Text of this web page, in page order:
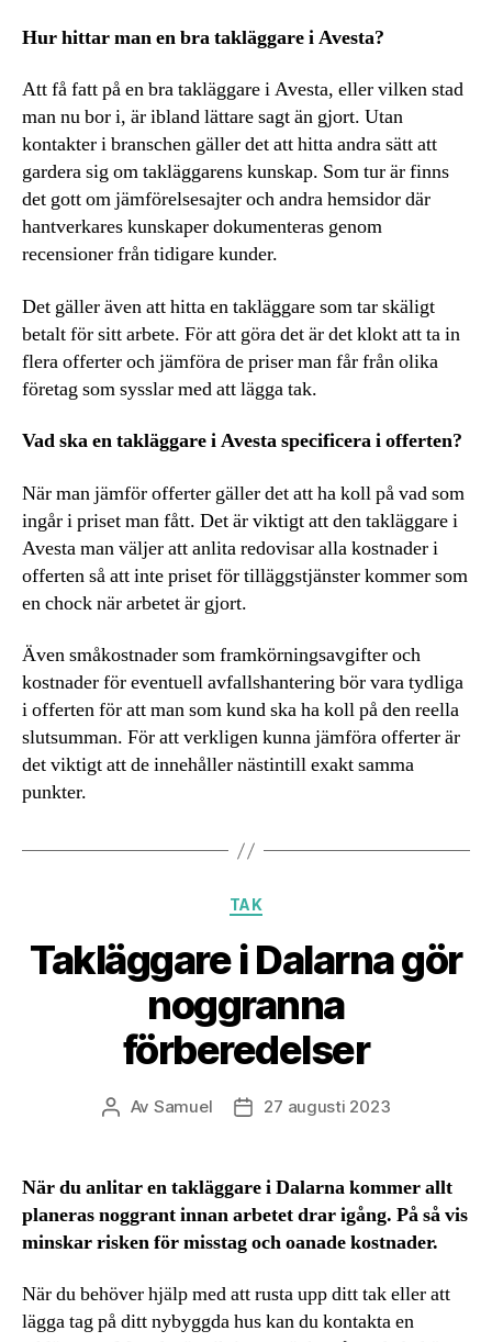
Hur hittar man en bra takläggare i Avesta?
Att få fatt på en bra takläggare i Avesta, eller vilken stad
man nu bor i, är ibland lättare sagt än gjort. Utan
kontakter i branschen gäller det att hitta andra sätt att
gardera sig om takläggarens kunskap. Som tur är finns
det gott om jämförelsesajter och andra hemsidor där
hantverkares kunskaper dokumenteras genom
recensioner från tidigare kunder.
Det gäller även att hitta en takläggare som tar skäligt
betalt för sitt arbete. För att göra det är det klokt att ta in
flera offerter och jämföra de priser man får från olika
företag som sysslar med att lägga tak.
Vad ska en takläggare i Avesta specificera i offerten?
När man jämför offerter gäller det att ha koll på vad som
ingår i priset man fått. Det är viktigt att den takläggare i
Avesta man väljer att anlita redovisar alla kostnader i
offerten så att inte priset för tilläggstjänster kommer som
en chock när arbetet är gjort.
Även småkostnader som framkörningsavgifter och
kostnader för eventuell avfallshantering bör vara tydliga
i offerten för att man som kund ska ha koll på den reella
slutsumman. För att verkligen kunna jämföra offerter är
det viktigt att de innehåller nästintill exakt samma
punkter.
Kategorier
TAK
Takläggare i Dalarna gör
noggranna
förberedelser
Inläggsförfattare
Av Samuel Inläggsdatum
27 augusti 2023
När du anlitar en takläggare i Dalarna kommer allt
planeras noggrant innan arbetet drar igång. På så vis
minskar risken för misstag och oanade kostnader.
När du behöver hjälp med att rusta upp ditt tak eller att
lägga tag på ditt nybyggda hus kan du kontakta en